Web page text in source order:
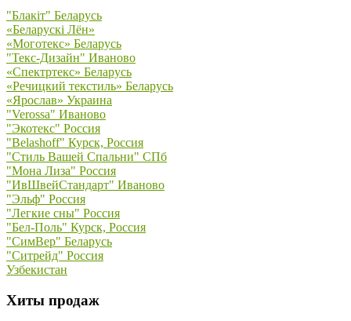
"Блакiт" Беларусь
«Беларускi Лён»
«Моготекс» Беларусь
"Текс-Дизайн" Иваново
«Спектртекс» Беларусь
«Речицкий текстиль» Беларусь
«Ярослав» Украина
"Verossa" Иваново
"Экотекс" Россия
"Belashoff" Курск, Россия
"Стиль Вашей Спальни" СПб
"Мона Лиза" Россия
"ИвШвейСтандарт" Иваново
"Эльф" Россия
"Легкие сны" Россия
"Бел-Поль" Курск, Россия
"СимВер" Беларусь
"Ситрейд" Россия
Узбекистан
Хиты продаж